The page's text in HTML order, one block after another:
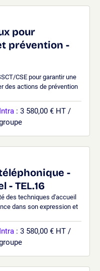
pour
prévention -
CSE pour garantir une
des actions de prévention
Intra : 3 580,00 € HT /
-
- TEL.16
des techniques d'accueil
dans son expression et
Intra : 3 580,00 € HT /